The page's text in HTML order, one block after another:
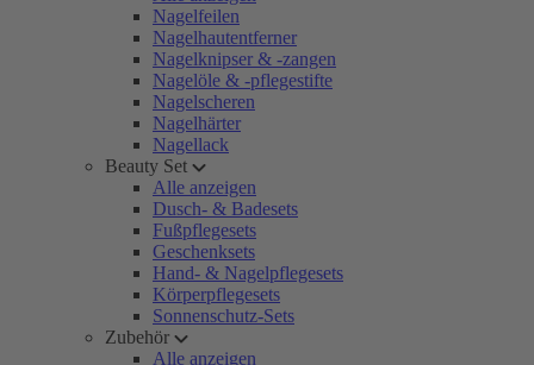
Nagelfeilen
Nagelhautentferner
Nagelknipser & -zangen
Nagelöle & -pflegestifte
Nagelscheren
Nagelhärter
Nagellack
Beauty Set
Alle anzeigen
Dusch- & Badesets
Fußpflegesets
Geschenksets
Hand- & Nagelpflegesets
Körperpflegesets
Sonnenschutz-Sets
Zubehör
Alle anzeigen